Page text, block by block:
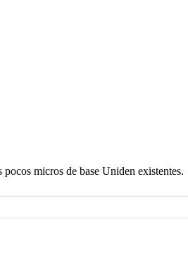
micros de base Uniden existentes.